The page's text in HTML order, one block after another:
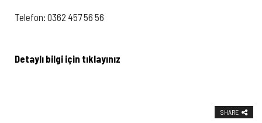
Telefon: 0362 457 56 56
Detaylı bilgi için tıklayınız
SHARE